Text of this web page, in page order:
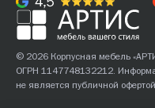
© 2026 Корпусная мебель
ОГРН 1147748132212.
не является публичной